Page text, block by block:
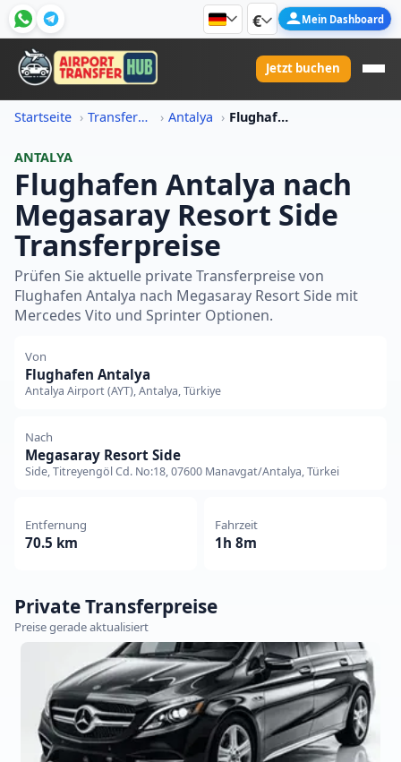
€ Mein Dashboard
Jetzt buchen
Startseite Transferpreis-Informationen Antalya Flughafen Antalya Nach Megasaray Resort Side Transferpreis
ANTALYA
Flughafen Antalya nach
Megasaray Resort Side
Transferpreise
Prüfen Sie aktuelle private Transferpreise von
Flughafen Antalya nach Megasaray Resort Side mit
Mercedes Vito und Sprinter Optionen.
Von
Flughafen Antalya
Antalya Airport (AYT), Antalya, Türkiye
Nach
Megasaray Resort Side
Side, Titreyengöl Cd. No:18, 07600 Manavgat/Antalya, Türkei
Entfernung
70.5 km
Fahrzeit
1h 8m
Private Transferpreise
Preise gerade aktualisiert